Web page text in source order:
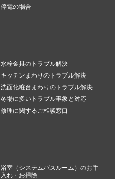
停電の場合
水栓金具のトラブル解決
キッチンまわりのトラブル解決
洗面化粧台まわりのトラブル解決
冬場に多いトラブル事象と対応
修理に関するご相談窓口
浴室（システムバスルーム）のお手
入れ・お掃除